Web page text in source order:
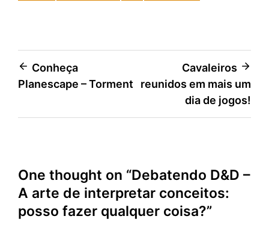
Navegação
de
Post
Conheça
Planescape – Torment
Cavaleiros
reunidos em mais um
dia de jogos!
One thought on “Debatendo D&D –
A arte de interpretar conceitos:
posso fazer qualquer coisa?”